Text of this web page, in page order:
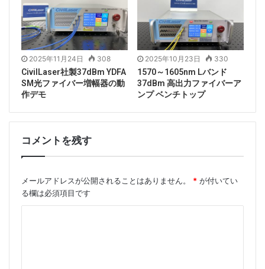
Tags 1710nmレーザー ファイバー結合レーザー
レーザーシステム レーザー光源
2025年11月24日 308
CivilLaser社製37dBm YDFA
SM光ファイバー増幅器の動
作デモ
2025年10月23日 330
1570～1605nm Lバンド
37dBm 高出力ファイバーア
ンプ ベンチトップ
コメントを残す
メールアドレスが公開されることはありません。 * が付いてい
る欄は必須項目です